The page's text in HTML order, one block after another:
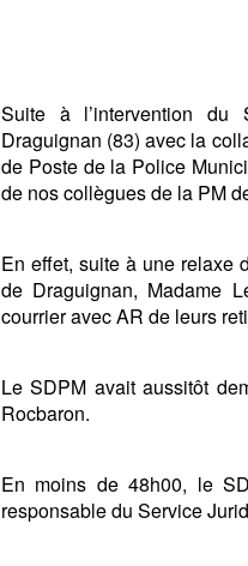
Suite à l’intervention
Draguignan (83) avec la
de Poste de la Police
de nos collègues de la PM
En effet, suite à une relaxe
de Draguignan, Madame
courrier avec AR de leurs
Le SDPM avait aussitôt
Rocbaron.
En moins de 48h00, le
responsable du Service